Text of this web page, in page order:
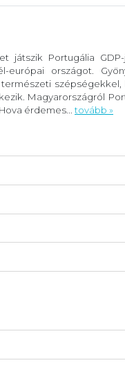
játszik Portugália
európai országot.
Magyarországról
érdemes... tovább »